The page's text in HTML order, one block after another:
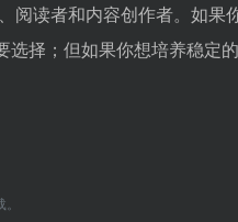
阅读者和内容创作者。如果
择；但如果你想培养稳定